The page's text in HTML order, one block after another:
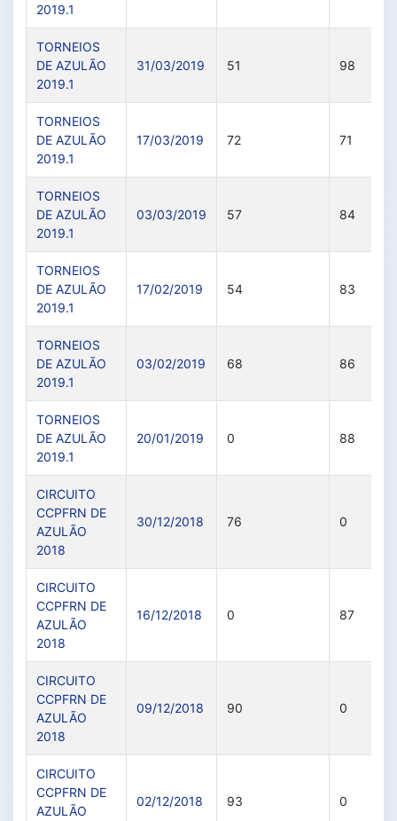
2019.1
TORNEIOS
DE AZULÃO
2019.1
31/03/2019 51 98
TORNEIOS
DE AZULÃO
2019.1
17/03/2019 72 71
TORNEIOS
DE AZULÃO
2019.1
03/03/2019 57 84
TORNEIOS
DE AZULÃO
2019.1
17/02/2019 54 83
TORNEIOS
DE AZULÃO
2019.1
03/02/2019 68 86
TORNEIOS
DE AZULÃO
2019.1
20/01/2019 0 88
CIRCUITO
CCPFRN DE
AZULÃO
2018
30/12/2018 76 0
CIRCUITO
CCPFRN DE
AZULÃO
2018
16/12/2018 0 87
CIRCUITO
CCPFRN DE
AZULÃO
2018
09/12/2018 90 0
CIRCUITO
CCPFRN DE
AZULÃO
02/12/2018 93 0